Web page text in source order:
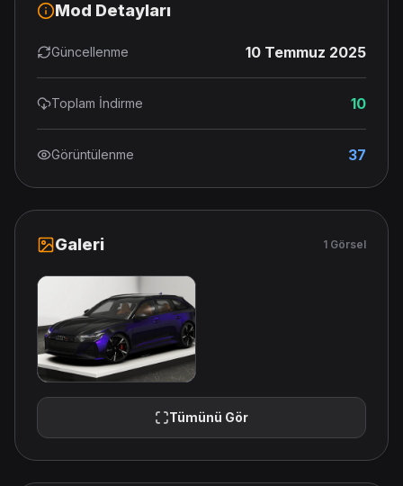
Mod Detayları
Güncellenme 10 Temmuz 2025
Toplam İndirme 10
Görüntülenme 37
Galeri 1 Görsel
Tümünü Gör